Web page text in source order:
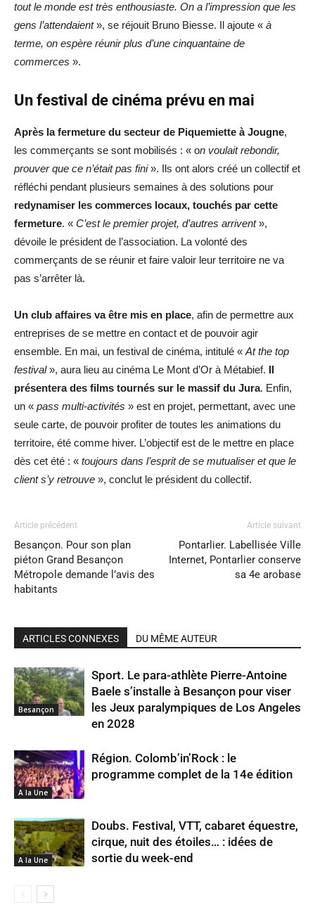
tout le monde est très enthousiaste. On a l’impression que les
gens l’attendaient», se réjouit Bruno Biesse. Il ajoute « à
terme, on espère réunir plus d’une cinquantaine de
commerces ».
Un festival de cinéma prévu en mai
Après la fermeture du secteur de Piquemiette à Jougne,
les commerçants se sont mobilisés : « on voulait rebondir,
prouver que ce n’était pas fini». Ils ont alors créé un collectif et
réfléchi pendant plusieurs semaines à des solutions pour
redynamiser les commerces locaux, touchés par cette
fermeture. « C’est le premier projet, d’autres arrivent»,
dévoile le président de l’association. La volonté des
commerçants de se réunir et faire valoir leur territoire ne va
pas s’arrêter là.
Un club affaires va être mis en place, afin de permettre aux
entreprises de se mettre en contact et de pouvoir agir
ensemble. En mai, un festival de cinéma, intitulé « At the top
festival», aura lieu au cinéma Le Mont d’Or à Métabief. Il
présentera des films tournés sur le massif du Jura. Enfin,
un « pass multi-activités » est en projet, permettant, avec une
seule carte, de pouvoir profiter de toutes les animations du
territoire, été comme hiver. L’objectif est de le mettre en place
dès cet été : « toujours dans l’esprit de se mutualiser et que le
client s’y retrouve », conclut le président du collectif.
Article précédent
Besançon. Pour son plan
piéton Grand Besançon
Métropole demande l’avis des
habitants
Article suivant
Pontarlier. Labellisée Ville
Internet, Pontarlier conserve
sa 4e arobase
ARTICLES CONNEXES DU MÊME AUTEUR
Besançon
Sport. Le para-athlète Pierre-Antoine
Baele s’installe à Besançon pour viser
les Jeux paralympiques de Los Angeles
en 2028
A la Une
Région. Colomb’in’Rock : le
programme complet de la 14e édition
A la Une
Doubs. Festival, VTT, cabaret équestre,
cirque, nuit des étoiles… : idées de
sortie du week-end